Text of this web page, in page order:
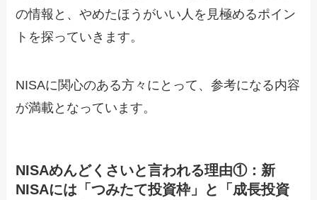
の情報と、やめたほうがいい人を見極めるポイン
トを探っていきます。
NISAに関心のある方々にとって、参考になる内容
が満載となっています。
NISAめんどくさいと言われる理由①：新
NISAには「つみたて投資枠」と「成長投資